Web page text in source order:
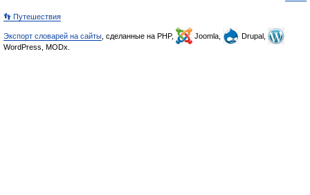
👣 Путешествия
Экспорт словарей на сайты , сделанные на PHP, Joomla,
Drupal,
WordPress, MODx.